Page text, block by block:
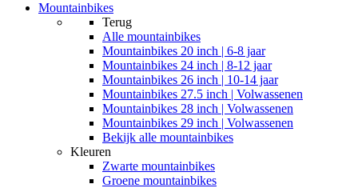
Mountainbikes
Terug
Alle mountainbikes
Mountainbikes 20 inch | 6-8 jaar
Mountainbikes 24 inch | 8-12 jaar
Mountainbikes 26 inch | 10-14 jaar
Mountainbikes 27.5 inch | Volwassenen
Mountainbikes 28 inch | Volwassenen
Mountainbikes 29 inch | Volwassenen
Bekijk alle mountainbikes
Kleuren
Zwarte mountainbikes
Groene mountainbikes